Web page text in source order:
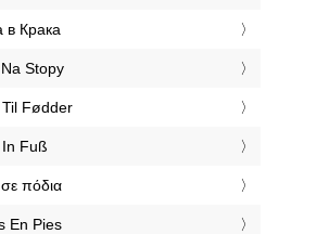
в Крака
Stopy
Fødder
Fuß
πόδια
En Pies